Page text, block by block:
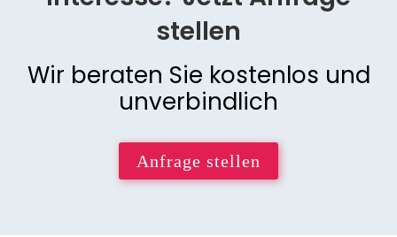
stellen
Wir beraten Sie kostenlos und
unverbindlich
Anfrage stellen